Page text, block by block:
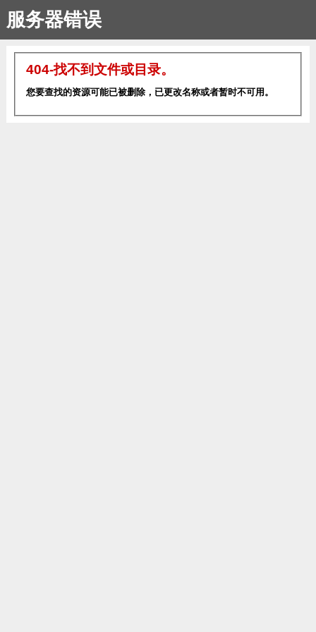
服务器错误
404-找不到文件或目录。
您要查找的资源可能已被删除，已更改名称或者暂时不可用。